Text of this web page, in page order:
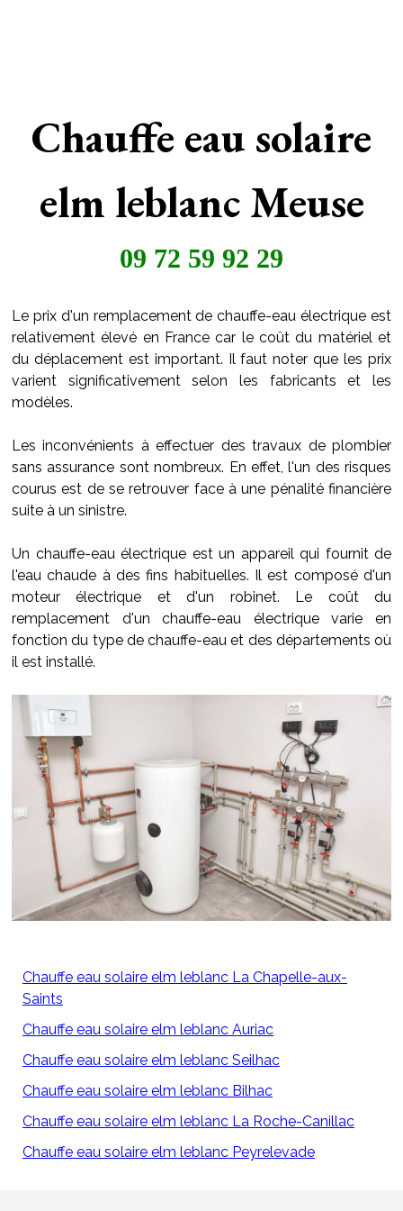
Chauffe eau solaire
elm leblanc Meuse
09 72 59 92 29
Le prix d'un remplacement de chauffe-eau électrique est
relativement élevé en France car le coût du matériel et
du déplacement est important. Il faut noter que les prix
varient significativement selon les fabricants et les
modèles.
Les inconvénients à effectuer des travaux de plombier
sans assurance sont nombreux. En effet, l'un des risques
courus est de se retrouver face à une pénalité financière
suite à un sinistre.
Un chauffe-eau électrique est un appareil qui fournit de
l'eau chaude à des fins habituelles. Il est composé d'un
moteur électrique et d'un robinet. Le coût du
remplacement d'un chauffe-eau électrique varie en
fonction du type de chauffe-eau et des départements où
il est installé.
Chauffe eau solaire elm leblanc La Chapelle-aux-
Saints
Chauffe eau solaire elm leblanc Auriac
Chauffe eau solaire elm leblanc Seilhac
Chauffe eau solaire elm leblanc Bilhac
Chauffe eau solaire elm leblanc La Roche-Canillac
Chauffe eau solaire elm leblanc Peyrelevade